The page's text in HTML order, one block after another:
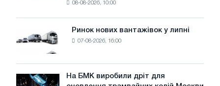
фотоелектричну
цілей
08-08-2026, 10:00
Ринок
нових
вантажівок
у
липні
Ринок нових вантажівок у липні
07-08-2026, 16:00
На
На БМК виробили дріт для